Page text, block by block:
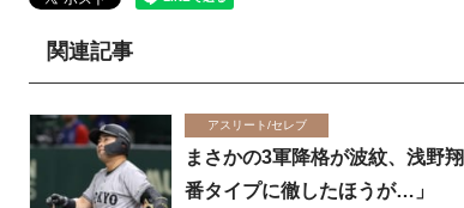
関連記事
アスリート/セレブ
まさかの3軍降格が波紋、浅
番タイプに徹したほうが…」